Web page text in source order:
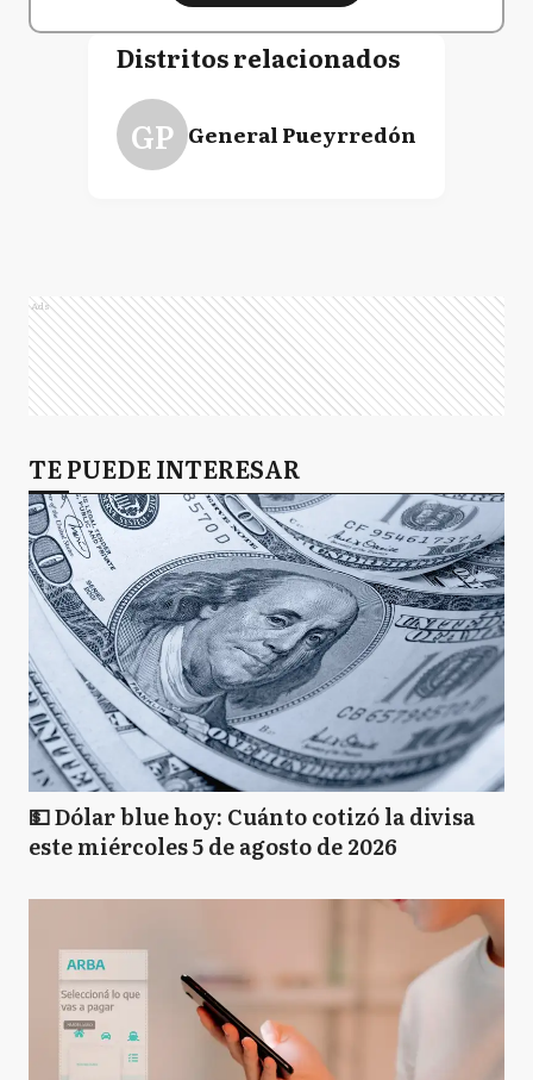
Distritos relacionados
GP General Pueyrredón
Ads
TE PUEDE INTERESAR
💵 Dólar blue hoy: Cuánto cotizó la divisa
este miércoles 5 de agosto de 2026